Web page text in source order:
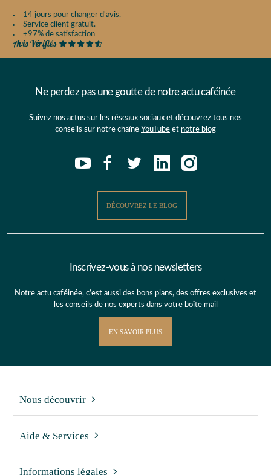
14 jours pour changer d'avis.
Service client gratuit.
+97% de satisfaction
Ne perdez pas une goutte de notre actu caféinée
Suivez nos actus sur les réseaux sociaux et découvrez tous nos
conseils sur notre chaîne YouTube et notre blog
DÉCOUVREZ LE BLOG
Inscrivez-vous à nos newsletters
Notre actu caféinée, c’est aussi des bons plans, des offres exclusives et
les conseils de nos experts dans votre boîte mail
EN SAVOIR PLUS
Nous découvrir
Aide & Services
Informations légales